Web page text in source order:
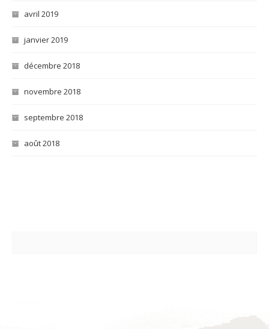
avril 2019
janvier 2019
décembre 2018
novembre 2018
septembre 2018
août 2018